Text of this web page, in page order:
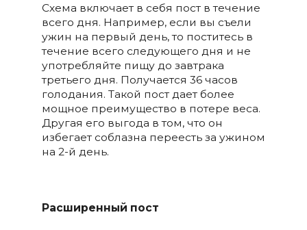
Схема включает в себя пост в течение
всего дня. Например, если вы съели
ужин на первый день, то поститесь в
течение всего следующего дня и не
употребляйте пищу до завтрака
третьего дня. Получается 36 часов
голодания. Такой пост дает более
мощное преимущество в потере веса.
Другая его выгода в том, что он
избегает соблазна переесть за ужином
на 2-й день.
Расширенный пост